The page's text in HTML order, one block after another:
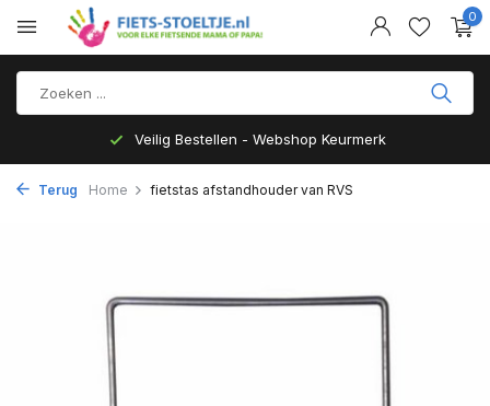
0
Veilig Bestellen - Webshop Keurmerk
Terug Home fietstas afstandhouder van RVS